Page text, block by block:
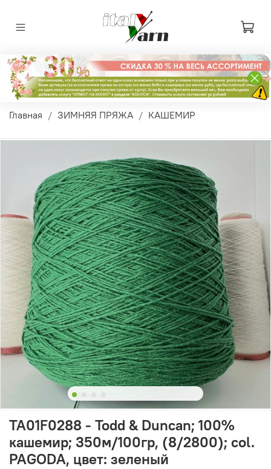
Главная ЗИМНЯЯ ПРЯЖА КАШЕМИР
TA01F0288 - Todd & Duncan; 100%
кашемир; 350м/100гр, (8/2800); col.
PAGODA, цвет: зеленый